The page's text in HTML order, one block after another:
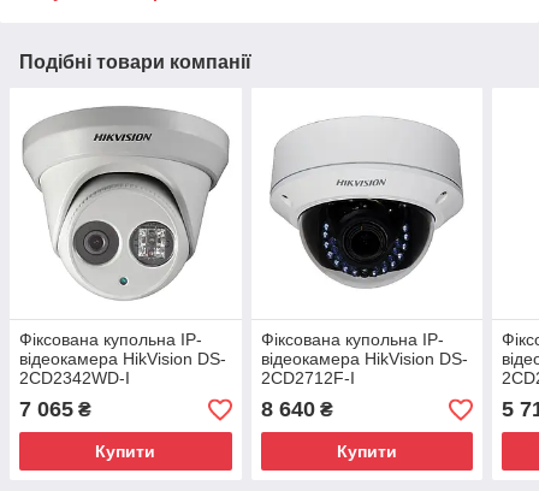
Подібні товари компанії
Фіксована купольна IP-
відеокамера HikVision DS-
2CD2342WD-I
7 065 ₴
Купити
Фіксована купольна IP-
відеокамера HikVision DS-
2CD2712F-I
8 640₴
Купити
5